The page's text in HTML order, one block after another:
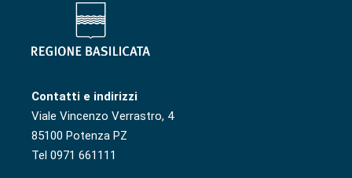
Contatti e indirizzi
Viale Vincenzo Verrastro, 4
85100 Potenza PZ
Tel 0971 661111